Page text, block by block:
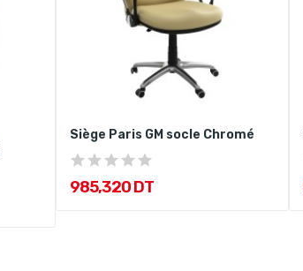
Siège Paris GM socle Chromé
985,320 DT